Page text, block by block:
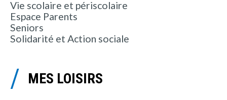
Vie scolaire et périscolaire
Espace Parents
Seniors
Solidarité et Action sociale
MES LOISIRS